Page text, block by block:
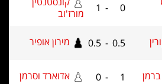
מירון אופיר
אדוארד וסרמן